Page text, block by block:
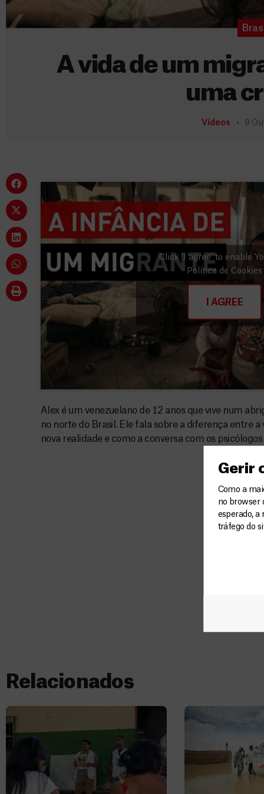
Gerir
Como a
no browser
esperado,
tráfego do
A vida de um
uma
Vídeos 9
Click 'I agree' to enable
Política de Cookies
I AGREE
Alex é um venezuelano de 12 anos que vive num
no norte do Brasil. Ele fala sobre a diferença entre a
nova realidade e como a conversa com os
Relacionados